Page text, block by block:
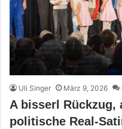
Uli Singer März 9, 2026
A bisserl Rückzug,
politische Real-